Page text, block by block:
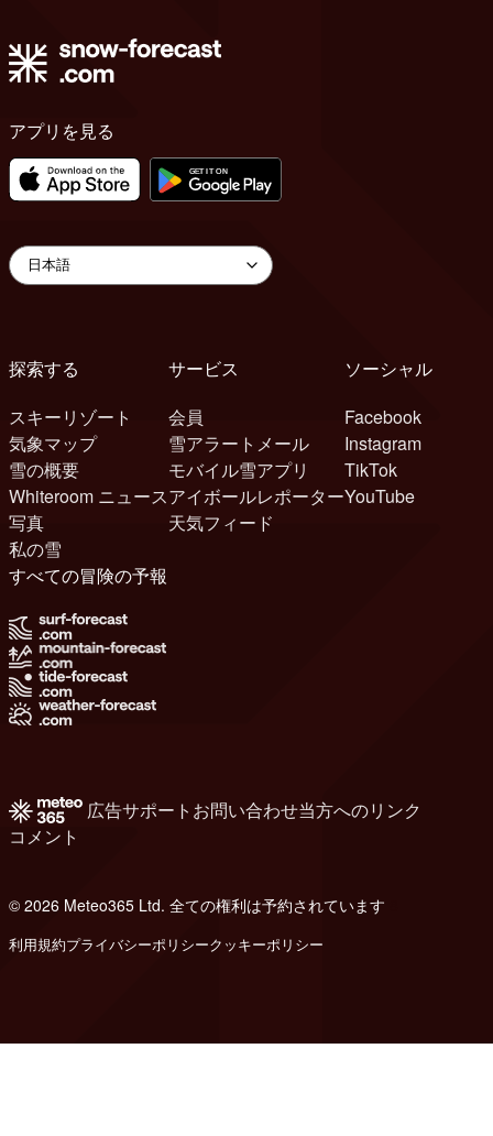
アプリを見る
探索する
スキーリゾート
気象マップ
雪の概要
Whiteroom ニュース
写真
私の雪
サービス
会員
雪アラートメール
モバイル雪アプリ
アイボールレポーター
天気フィード
ソーシャル
Facebook
Instagram
TikTok
YouTube
すべての冒険の予報
広告サポート お問い合わせ当方へのリンク
コメント
© 2026 Meteo365 Ltd. 全ての権利は予約されています
利用規約プライバシーポリシークッキーポリシー